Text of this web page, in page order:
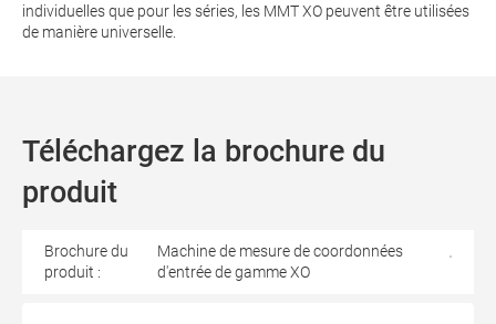
individuelles que pour les séries, les MMT XO peuvent être utilisées
de manière universelle.
Téléchargez la brochure du
produit
Brochure du
produit :
Machine de mesure de coordonnées
d'entrée de gamme XO